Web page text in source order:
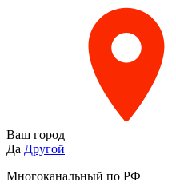
Ваш город
Да Другой
Многоканальный по РФ